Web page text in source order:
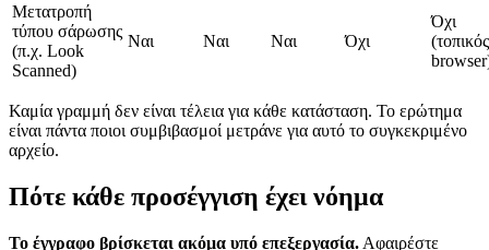
Μετατροπή
τύπου σάρωσης
(π.χ. Look
Scanned)
Ναι Ναι Ναι Όχι
Όχι
(τοπικός
Καμία γραμμή δεν είναι τέλεια για κάθε κατάσταση. Το ερώτημα
είναι πάντα ποιοι συμβιβασμοί μετράνε για αυτό το συγκεκριμένο
αρχείο.
Πότε κάθε προσέγγιση έχει νόημα
Το έγγραφο βρίσκεται ακόμα υπό επεξεργασία. Αφαιρέστε